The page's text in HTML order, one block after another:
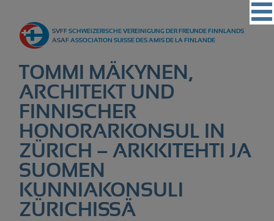
TOMMI MÄKYNEN,
ARCHITEKT UND
FINNISCHER
HONORARKONSUL IN
ZÜRICH – ARKKITEHTI JA
SUOMEN
KUNNIAKONSULI
ZÜRICHISSÄ
SVFFSCHWEIZERISCHE VEREINIGUNG DER FREUNDE FINNLANDS
ASAFASSOCIATION SUISSE DES AMIS DE LA FINLANDE
Regionalgruppen
Events
Kultur
Partner
Magazin
Kontakt